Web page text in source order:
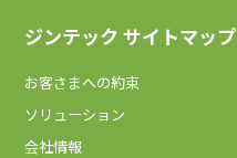
ジンテック サイトマップ
お客さまへの約束
ソリューション
会社情報